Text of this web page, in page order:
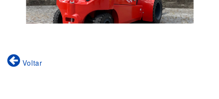
Voltar